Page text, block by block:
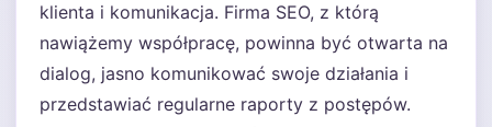
klienta i komunikacja. Firma SEO, z którą
nawiążemy współpracę, powinna być otwarta na
dialog, jasno komunikować swoje działania i
przedstawiać regularne raporty z postępów.